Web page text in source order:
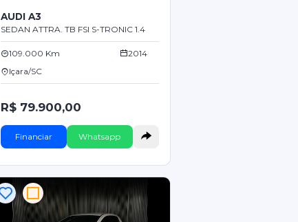
AUDI A3
SEDAN ATTRA. TB FSI S-TRONIC 1.4
109.000 Km
2014
Içara/SC
R$ 79.900,00
Financiar Whatsapp